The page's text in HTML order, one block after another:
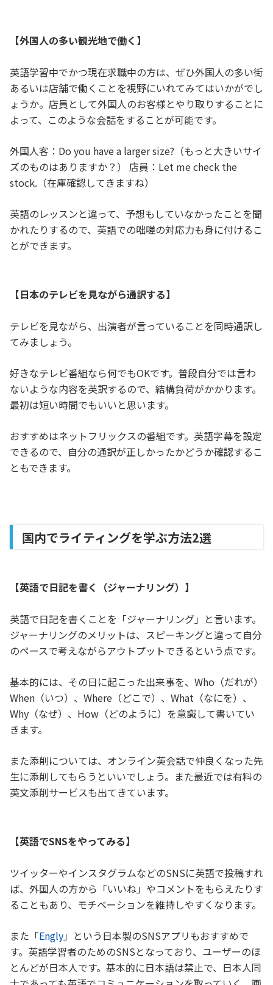
【外国人の多い観光地で働く】
英語学習中でかつ現在求職中の方は、ぜひ外国人の多い街
あるいは店舗で働くことを視野にいれてみてはいかがでし
ょうか。店員として外国人のお客様とやり取りすることに
よって、このような会話をすることが可能です。
外国人客：Do you have a larger size?（もっと大きいサイ
ズのものはありますか？） 店員：Let me check the
stock.（在庫確認してきますね）
英語のレッスンと違って、予想もしていなかったことを聞
かれたりするので、英語での咄嗟の対応力も身に付けるこ
とができます。
【日本のテレビを見ながら通訳する】
テレビを見ながら、出演者が言っていることを同時通訳し
てみましょう。
好きなテレビ番組なら何でもOKです。普段自分では言わ
ないような内容を英訳するので、結構負荷がかかります。
最初は短い時間でもいいと思います。
おすすめはネットフリックスの番組です。英語字幕を設定
できるので、自分の通訳が正しかったかどうか確認するこ
ともできます。
国内でライティングを学ぶ方法2選
【英語で日記を書く（ジャーナリング）】
英語で日記を書くことを「ジャーナリング」と言います。
ジャーナリングのメリットは、スピーキングと違って自分
のペースで考えながらアウトプットできるという点です。
基本的には、その日に起こった出来事を、Who（だれが）
When（いつ）、Where（どこで）、What（なにを）、
Why（なぜ）、How（どのように）を意識して書いてい
きます。
また添削については、オンライン英会話で仲良くなった先
生に添削してもらうといいでしょう。また最近では有料の
英文添削サービスも出てきています。
【英語でSNSをやってみる】
ツイッターやインスタグラムなどのSNSに英語で投稿すれ
ば、外国人の方から「いいね」やコメントをもらえたりす
ることもあり、モチベーションを維持しやすくなります。
また「Engly」という日本製のSNSアプリもおすすめで
す。英語学習者のためのSNSとなっており、ユーザーのほ
とんどが日本人です。基本的に日本語は禁止で、日本人同